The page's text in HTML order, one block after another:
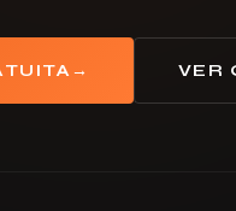
→ VER